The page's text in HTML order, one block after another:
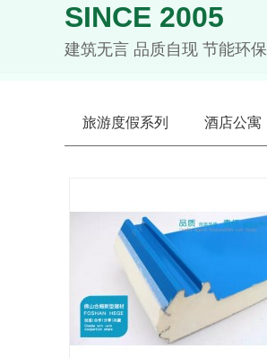
SINCE 2005
建筑无言 品质自现 节能环保
旅游度假系列 酒店公寓